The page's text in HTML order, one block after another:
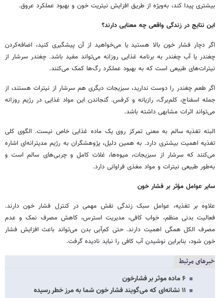
بیشتری پیدا کند، به‌ویژه از طریق افزایش نیتریت خون و بهبود عملکرد عروق.
این نتایج در زندگی واقعی چه معنایی دارند؟
اگر دچار فشار خون بالا هستید یا می‌خواهید از آن پیشگیری کنید، اضافه‌کردن
چغندر یا آب چغندر به برنامه غذایی روزانه می‌تواند مفید باشد. چغندر سرشار از
نیترات‌های طبیعی است که به بهبود عملکرد رگ‌ها کمک می‌کنند.
اگر طعم چغندر را دوست ندارید، سبزیجات دیگری هم سرشار از نیترات هستند، از
جمله اسفناج، کلم‌برگ، رازیانه و کرفس. گنجاندن این مواد غذایی در رژیم روزانه
می‌تواند اثرات مشابهی داشته باشد.
البته تغذیه سالم به معنی تمرکز روی یک ماده غذایی خاص نیست. الگوی کلی
تغذیه اهمیت بیشتری دارد. به همین دلیل، پژوهشگران به رژیم مدیترانه‌ای اشاره
می‌کنند که سرشار از سبزیجات، میوه‌ها، غلات کامل و چربی‌های سالم است و
به‌طور طبیعی نیترات و مواد مغذی فراوانی دارد.
سایر عوامل مؤثر بر فشار خون
علاوه بر تغذیه، عوامل سبک زندگی نقش مهمی در کنترل فشار خون دارند.
فعالیت بدنی منظم، خواب کافی، مدیریت استرس، کاهش مصرف نمک و عدم
مصرف الکل همگی اهمیت دارند. حتی کم‌آبی بدن می‌تواند باعث افزایش فشار
خون شود، بنابراین نوشیدن آب کافی را نباید نادیده گرفت.
خبرهای مرتبط
۶ ماده موثر بر فشارخون
۱۱ نشانه‌ای که می‌گویند فشار خون شما به مرز خطر رسیده